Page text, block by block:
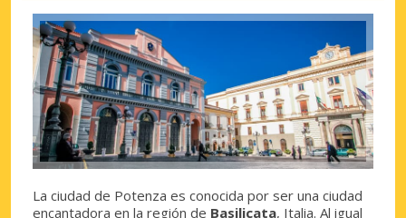
La ciudad de Potenza es conocida por ser una ciudad
encantadora en la región de Basilicata, Italia. Al igual